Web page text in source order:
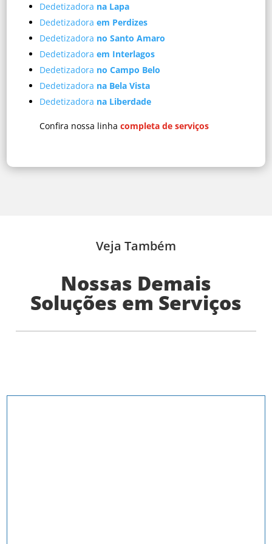
Dedetizadora na Lapa
Dedetizadoraem Perdizes
Dedetizadora no Santo Amaro
Dedetizadoraem Interlagos
Dedetizadora no Campo Belo
Dedetizadora na Bela Vista
Dedetizadora na Liberdade
Confira nossa linhacompleta de serviços
Nossas Demais
Soluções em Serviços
Veja Também